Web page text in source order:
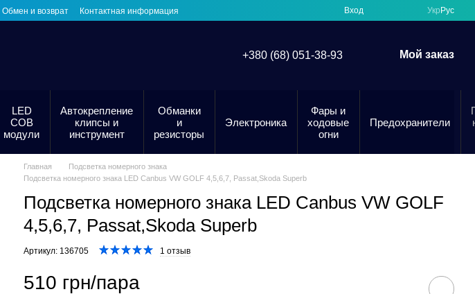
Обмен и возврат Контактная информация Вход Укр Рус
+380 (68) 051-38-93 Мой заказ
LED
COB
модули
Автокрепление
клипсы и
инструмент
Обманки
и
резисторы
Электроника
Фары и
ходовые
огни
Предохранители
Главная
Подсветка номерного знака
Подсветка номерного знака LED Canbus VW GOLF 4,5,6,7, Passat,Skoda Superb
Подсветка номерного знака LED Canbus VW GOLF
4,5,6,7, Passat,Skoda Superb
Артикул: 136705 1 отзыв
510 грн/пара